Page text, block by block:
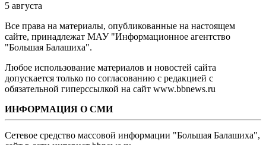
5 августа
Все права на материалы, опубликованные на настоящем
сайте, принадлежат МАУ "Информационное агентство
"Большая Балашиха".
Любое использование материалов и новостей сайта
допускается только по согласованию с редакцией с
обязательной гиперссылкой на сайт www.bbnews.ru
ИНФОРМАЦИЯ О СМИ
Сетевое средство массовой информации "Большая Балашиха",